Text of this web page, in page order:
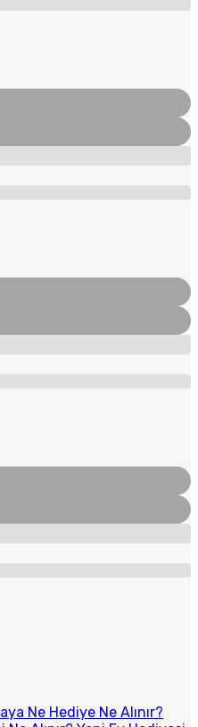
Ne Hediye Ne Alınır?